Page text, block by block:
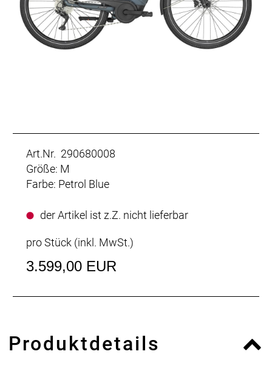
Art.Nr. 290680008
Größe: M
Farbe: Petrol Blue
der Artikel ist z.Z. nicht lieferbar
pro Stück (inkl. MwSt.)
3.599,00 EUR
Produktdetails